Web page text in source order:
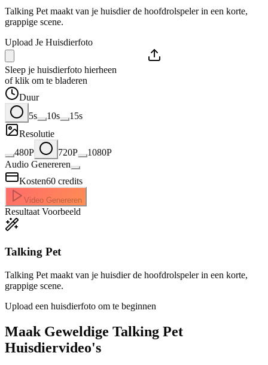
Talking Pet maakt van je huisdier de hoofdrolspeler in een korte,
grappige scene.
Upload Je Huisdierfoto
Sleep je huisdierfoto hierheen
of klik om te bladeren
Duur
5s
10s
15s
Resolutie
480P
720P
1080P
Audio Genereren
Kosten60 credits
Video Genereren
Resultaat Voorbeeld
Talking Pet
Talking Pet maakt van je huisdier de hoofdrolspeler in een korte,
grappige scene.
Upload een huisdierfoto om te beginnen
Maak Geweldige Talking Pet
Huisdiervideo's